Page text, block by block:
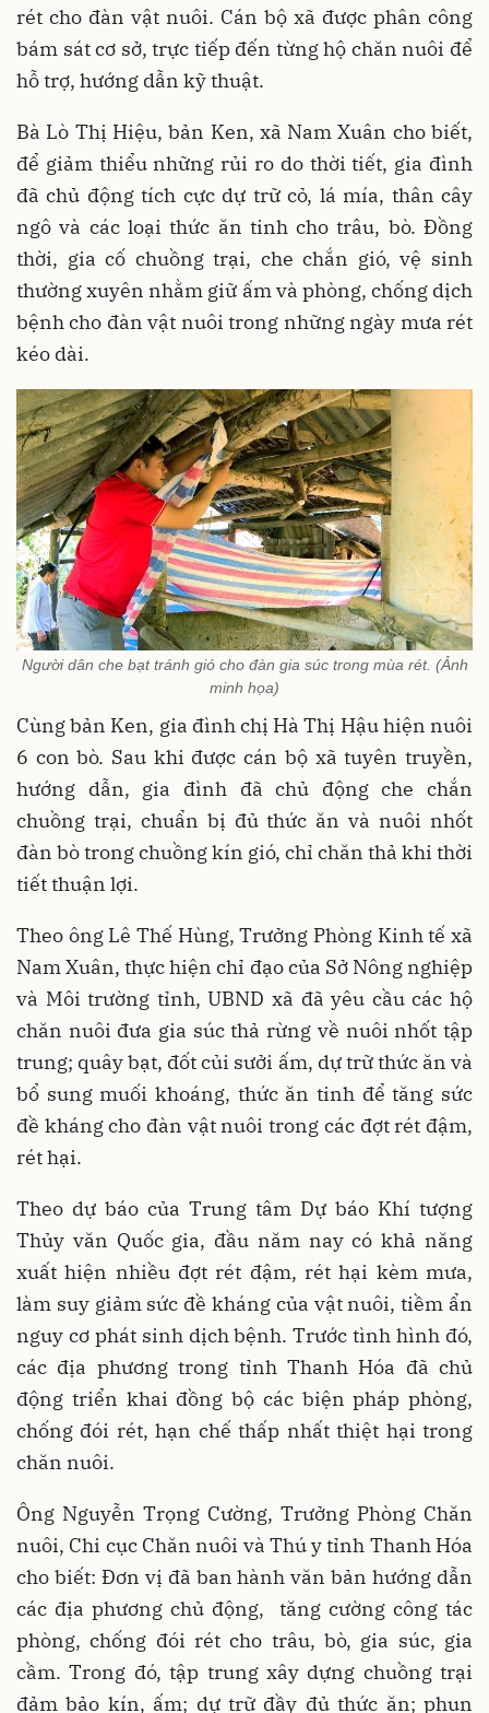
rét cho đàn vật nuôi. Cán bộ xã được phân công
bám sát cơ sở, trực tiếp đến từng hộ chăn nuôi để
hỗ trợ, hướng dẫn kỹ thuật.
Bà Lò Thị Hiệu, bản Ken, xã Nam Xuân cho biết,
để giảm thiểu những rủi ro do thời tiết, gia đình
đã chủ động tích cực dự trữ cỏ, lá mía, thân cây
ngô và các loại thức ăn tinh cho trâu, bò. Đồng
thời, gia cố chuồng trại, che chắn gió, vệ sinh
thường xuyên nhằm giữ ấm và phòng, chống dịch
bệnh cho đàn vật nuôi trong những ngày mưa rét
kéo dài.
Người dân che bạt tránh gió cho đàn gia súc trong mùa rét. (Ảnh
minh họa)
Cùng bản Ken, gia đình chị Hà Thị Hậu hiện nuôi
6 con bò. Sau khi được cán bộ xã tuyên truyền,
hướng dẫn, gia đình đã chủ động che chắn
chuồng trại, chuẩn bị đủ thức ăn và nuôi nhốt
đàn bò trong chuồng kín gió, chỉ chăn thả khi thời
tiết thuận lợi.
Theo ông Lê Thế Hùng, Trưởng Phòng Kinh tế xã
Nam Xuân, thực hiện chỉ đạo của Sở Nông nghiệp
và Môi trường tỉnh, UBND xã đã yêu cầu các hộ
chăn nuôi đưa gia súc thả rừng về nuôi nhốt tập
trung; quây bạt, đốt củi sưởi ấm, dự trữ thức ăn và
bổ sung muối khoáng, thức ăn tinh để tăng sức
đề kháng cho đàn vật nuôi trong các đợt rét đậm,
rét hại.
Theo dự báo của Trung tâm Dự báo Khí tượng
Thủy văn Quốc gia, đầu năm nay có khả năng
xuất hiện nhiều đợt rét đậm, rét hại kèm mưa,
làm suy giảm sức đề kháng của vật nuôi, tiềm ẩn
nguy cơ phát sinh dịch bệnh. Trước tình hình đó,
các địa phương trong tỉnh Thanh Hóa đã chủ
động triển khai đồng bộ các biện pháp phòng,
chống đói rét, hạn chế thấp nhất thiệt hại trong
chăn nuôi.
Ông Nguyễn Trọng Cường, Trưởng Phòng Chăn
nuôi, Chi cục Chăn nuôi và Thú y tỉnh Thanh Hóa
cho biết: Đơn vị đã ban hành văn bản hướng dẫn
các địa phương chủ động, tăng cường công tác
phòng, chống đói rét cho trâu, bò, gia súc, gia
cầm. Trong đó, tập trung xây dựng chuồng trại
đảm bảo kín, ấm; dự trữ đầy đủ thức ăn; phun